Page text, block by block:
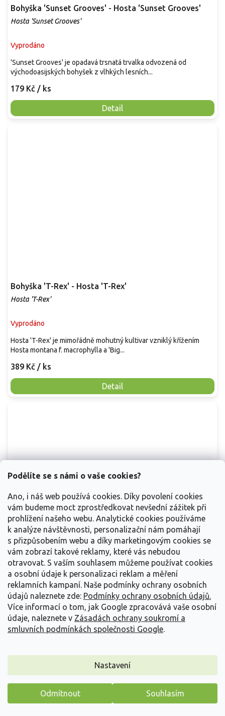
Podělíte se s námi o vaše cookies?
Ano, i náš web používá cookies. Díky povolení cookies
vám budeme moct zprostředkovat nevšední zážitek při
prohlížení našeho webu. Analytické cookies používáme
k analýze návštěvnosti, personalizační nám pomáhají
s přizpůsobením webu a díky marketingovým cookies se
vám zobrazí takové reklamy, které vás nebudou
otravovat. S vaším souhlasem můžeme používat cookies
a osobní údaje k personalizaci reklam a měření
reklamních kampaní. Naše podmínky ochrany osobních
údajů naleznete zde: Podmínky ochrany osobních údajů.
Více informací o tom, jak Google zpracovává vaše osobní
údaje, naleznete v Zásadách ochrany soukromí a
smluvních podmínkách společnosti Google.
Nastavení
Odmítnout Souhlasím
Bohyška 'Sunset Grooves' - Hosta 'Sunset Grooves'
Hosta 'Sunset Grooves'
Vyprodáno
179 Kč / ks
Detail
'Sunset Grooves' je opadavá trsnatá trvalka odvozená od
východoasijských bohyšek z vlhkých lesních...
Bohyška 'T-Rex' - Hosta 'T-Rex'
Hosta 'T-Rex'
Vyprodáno
389 Kč / ks
Detail
Hosta 'T-Rex' je mimořádně mohutný kultivar vzniklý křížením
Hosta montana f. macrophylla a 'Big...
Bohyška 'Twilight' - Hosta 'Twilight'
Hosta 'Twilight'
Vyprodáno
Detail
Atraktivní kultivar, který roste v široce otevřených trsech s
elegantně uspořádanými listy. Právě...
Máme pro vás malý dárek